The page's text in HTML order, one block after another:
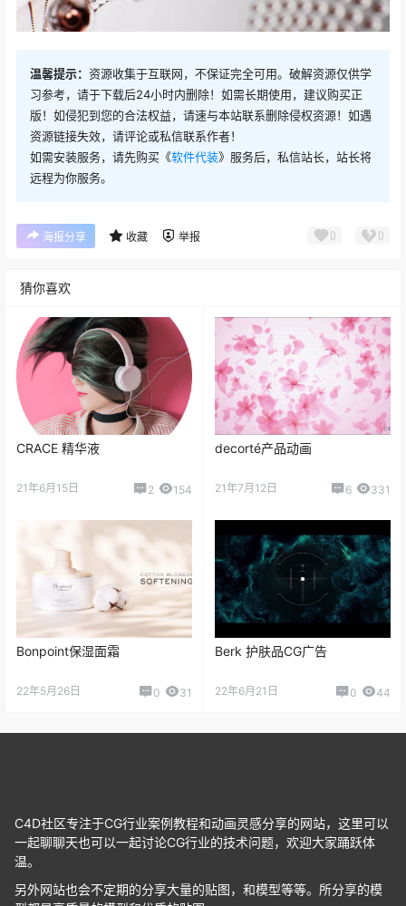
温馨提示： 资源收集于互联网，不保证完全可用。破解资源仅供学
习参考，请于下载后24小时内删除！如需长期使用，建议购买正
版！如侵犯到您的合法权益，请速与本站联系删除侵权资源！如遇
资源链接失效，请评论或私信联系作者！
如需安装服务，请先购买《软件代装》服务后，私信站长，站长将
远程为你服务。
海报分享 收藏 举报 0 0
猜你喜欢
CRACE 精华液
21年6月15日 2 154
decorté产品动画
21年7月12日 6 331
Bonpoint保湿面霜
22年5月26日 0 31
Berk 护肤品CG广告
22年6月21日 0 44
C4D社区专注于CG行业案例教程和动画灵感分享的网站，这里可以
一起聊聊天也可以一起讨论CG行业的技术问题，欢迎大家踊跃体
温。
另外网站也会不定期的分享大量的贴图，和模型等等。所分享的模